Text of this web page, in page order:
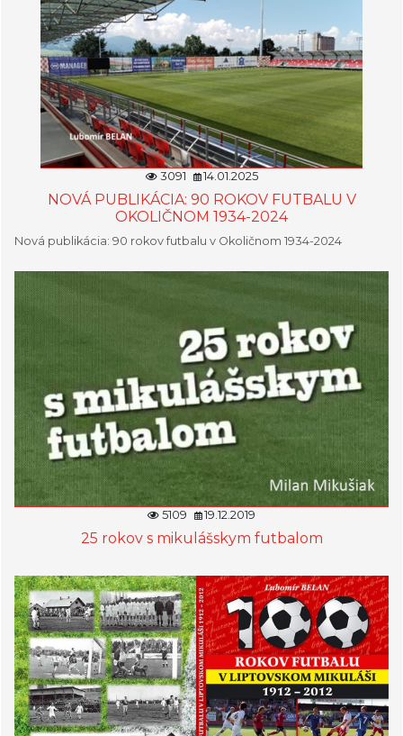
3091 14.01.2025
NOVÁ PUBLIKÁCIA: 90 ROKOV FUTBALU V
OKOLIČNOM 1934-2024
Nová publikácia: 90 rokov futbalu v Okoličnom 1934-2024
5109 19.12.2019
25 rokov s mikulášskym futbalom